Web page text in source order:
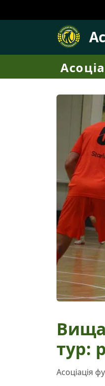
Вища
тур:
Асоціація